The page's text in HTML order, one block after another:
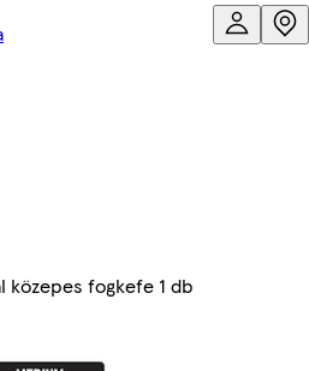
közepes fogkefe 1 db